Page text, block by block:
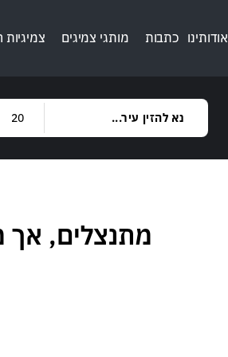
אודותינו כתבות מותגי צמיגים
מתנצלים, אך